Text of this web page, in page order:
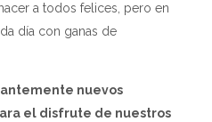
a todos felices, pero en
día con ganas de
nuevos
el disfrute de nuestros